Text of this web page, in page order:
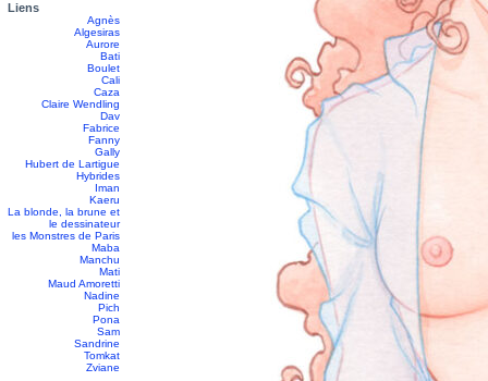
Liens
Agnès
Algesiras
Aurore
Bati
Boulet
Cali
Caza
Claire Wendling
Dav
Fabrice
Fanny
Gally
Hubert de Lartigue
Hybrides
Iman
Kaeru
La blonde, la brune et
le dessinateur
les Monstres de Paris
Maba
Manchu
Mati
Maud Amoretti
Nadine
Pich
Pona
Sam
Sandrine
Tomkat
Zviane